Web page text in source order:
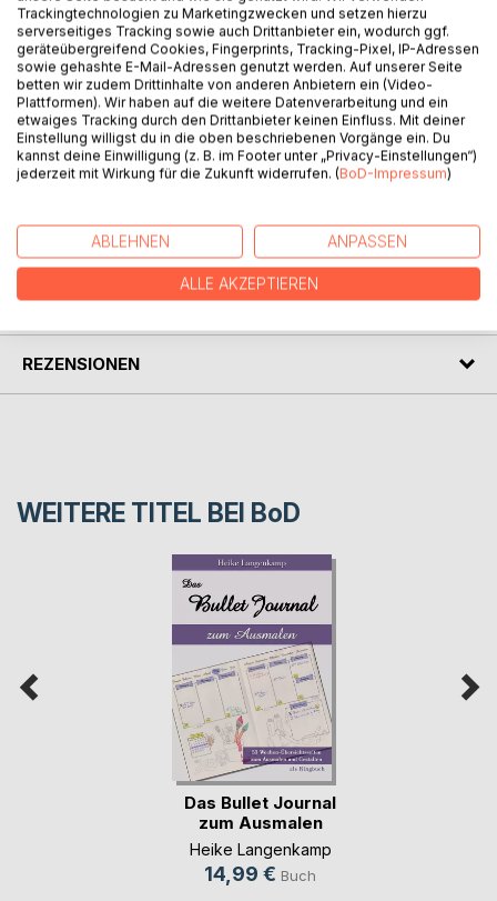
stark, so dass auch beim Malen mit Filzstiften oder Tusche
nichts auf die Rückseite durchscheint. Dieser Kalender ist
als Ringbuch gebunden. Den gleichen Kalender gibt es
auch als Taschenbuch-Version unter der ISBN13: 978-
3741264016 und als Taschenbuch mit einfachem Papier
unter ISBN-13: 978-1539006862. Eine Vorschau auf den
Inhalt finden Sie unter http://dieimwaldlebt.de/froehliche-
ausmalkalender-2017
AUTOR/IN
PRESSESTIMMEN
REZENSIONEN
WEITERE TITEL BEI BoD
Das Bullet Journal
zum Ausmalen
Heike Langenkamp
14,99 € Buch
Trackingtechnologien zu Marketingzwecken und setzen hierzu
serverseitiges Tracking sowie auch Drittanbieter ein, wodurch ggf.
geräteübergreifend Cookies, Fingerprints, Tracking-Pixel, IP-Adressen
sowie gehashte E-Mail-Adressen genutzt werden. Auf unserer Seite
betten wir zudem Drittinhalte von anderen Anbietern ein (Video-
Plattformen). Wir haben auf die weitere Datenverarbeitung und ein
etwaiges Tracking durch den Drittanbieter keinen Einfluss. Mit deiner
Einstellung willigst du in die oben beschriebenen Vorgänge ein. Du
kannst deine Einwilligung (z. B. im Footer unter „Privacy-Einstellungen“)
jederzeit mit Wirkung für die Zukunft widerrufen. (BoD-Impressum)
ABLEHNEN ANPASSEN
ALLE AKZEPTIEREN